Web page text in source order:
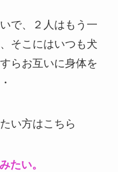
で、２人はもう一
そこにはいつも犬
らお互いに身体を
い方はこちら
たい。